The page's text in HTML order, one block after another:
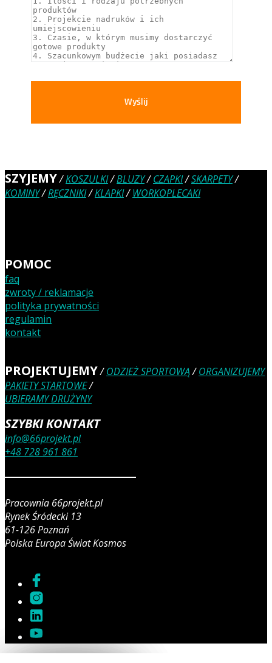
Wyślij
SZYJEMY/KOSZULKI/BLUZY/CZAPKI/SKARPETY/
KOMINY/RĘCZNIKI/KLAPKI/WORKOPLECAKI
POMOC
faq
zwroty / reklamacje
polityka prywatności
regulamin
kontakt
PROJEKTUJEMY/ODZIEŻ SPORTOWĄ/ORGANIZUJEMY
PAKIETY STARTOWE/
UBIERAMY DRUŻYNY
SZYBKI KONTAKT
info@66projekt.pl
+48 728 961 861
Pracownia 66projekt.pl
Rynek Śródecki 13
61-126 Poznań
Polska Europa Świat Kosmos